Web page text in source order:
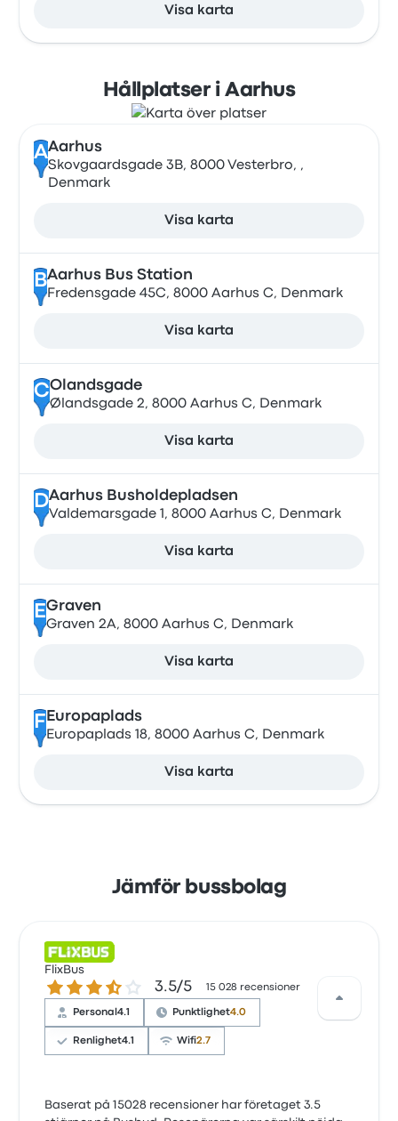
Visa karta
Hållplatser i Aarhus
AAarhus
Skovgaardsgade 3B, 8000 Vesterbro, ,
Denmark
Visa karta
BAarhus Bus Station
Fredensgade 45C, 8000 Aarhus C, Denmark
Visa karta
COlandsgade
Ølandsgade 2, 8000 Aarhus C, Denmark
Visa karta
DAarhus Busholdepladsen
Valdemarsgade 1, 8000 Aarhus C, Denmark
Visa karta
EGraven
Graven 2A, 8000 Aarhus C, Denmark
Visa karta
F Europaplads
Europaplads 18, 8000 Aarhus C, Denmark
Visa karta
Jämför bussbolag
FlixBus
3.5 ur 5 stjärnor 3.5/5 15 028 recensioner
Personal4.1 Punktlighet4.0
Renlighet4.1 Wifi2.7
Baserat på 15028 recensioner har företaget 3.5